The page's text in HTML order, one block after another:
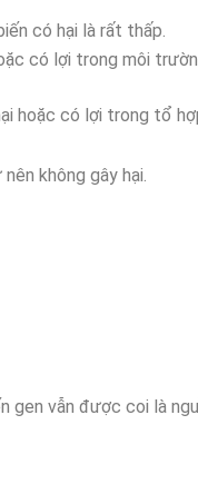
có hại là rất thấp.
có lợi trong môi
hoặc có lợi trong tổ
không gây hại.
gen vẫn được coi là